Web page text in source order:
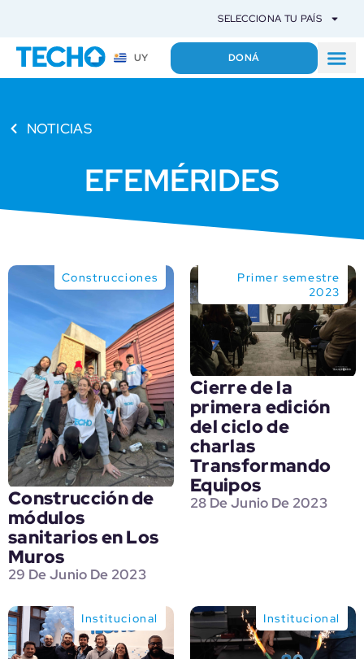
SELECCIONA TU PAÍS
UY DONÁ
NOTICIAS
EFEMÉRIDES
Construcciones
Construcción de
módulos
sanitarios en Los
Muros
29 De Junio De 2023
Primer semestre
2023
Cierre de la
primera edición
del ciclo de
charlas
Transformando
Equipos
28 De Junio De 2023
Institucional Institucional